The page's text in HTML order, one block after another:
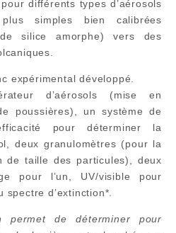
différents types d’aérosols
simples bien calibrées
silice amorphe) vers des
expérimental développé.
d’aérosols (mise en
poussières), un système de
pour déterminer la
deux granulomètres (pour la
de taille des particules), deux
pour l’un, UV/visible pour
spectre d’extinction*.
permet de déterminer pour